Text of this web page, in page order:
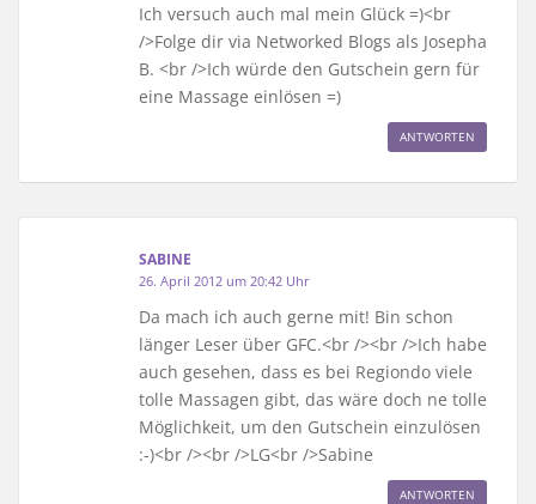
Ich versuch auch mal mein Glück =)<br
/>Folge dir via Networked Blogs als Josepha
B. <br />Ich würde den Gutschein gern für
eine Massage einlösen =)
ANTWORTEN
SABINE
26. April 2012 um 20:42 Uhr
Da mach ich auch gerne mit! Bin schon
länger Leser über GFC.<br /><br />Ich habe
auch gesehen, dass es bei Regiondo viele
tolle Massagen gibt, das wäre doch ne tolle
Möglichkeit, um den Gutschein einzulösen
:-)<br /><br />LG<br />Sabine
ANTWORTEN